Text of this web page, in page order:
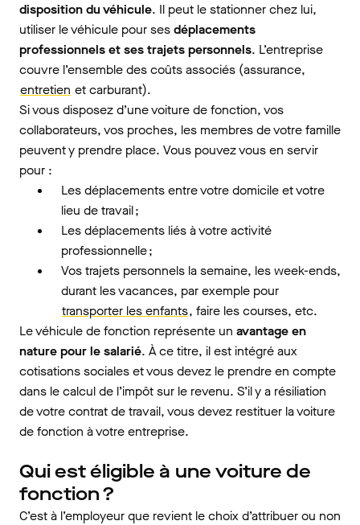
disposition du véhicule. Il peut le stationner chez lui,
utiliser le véhicule pour sesdéplacements
professionnels et ses trajets personnels. L’entreprise
couvre l’ensemble des coûts associés (assurance,
entretien et carburant).
Si vous disposez d’une voiture de fonction, vos
collaborateurs, vos proches, les membres de votre famille
peuvent y prendre place. Vous pouvez vous en servir
pour :
Les déplacements entre votre domicile et votre
lieu de travail ;
Les déplacements liés à votre activité
professionnelle ;
Vos trajets personnels la semaine, les week-ends,
durant les vacances, par exemple pour
transporter les enfants, faire les courses, etc.
Le véhicule de fonction représente un avantage en
nature pour le salarié. À ce titre, il est intégré aux
cotisations sociales et vous devez le prendre en compte
dans le calcul de l’impôt sur le revenu. S’il y a résiliation
de votre contrat de travail, vous devez restituer la voiture
de fonction à votre entreprise.
Qui est éligible à une voiture de
fonction ?
C’est à l’employeur que revient le choix d’attribuer ou non